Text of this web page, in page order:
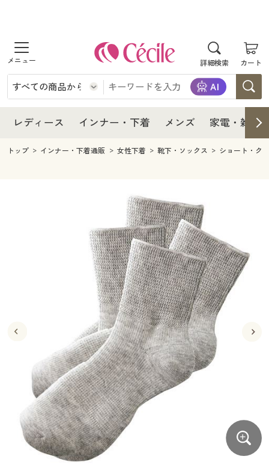
詳細検索 カート
商品を探す
レディース
レディースファッション
インナー・下着
インナー・下着通販すべて
ジュニア・ティーンズ下着
メンズ
キッチン・雑貨・日用品
寝具・インテリア・家具通販すべて
カーテン・ラグ・ファブリック
美容・健康通販すべて
美容・健康・サプリメント
制服・スクールすべて
制服・学生服
ジュニア・ティーンズ下着
大きいサイズ通販すべて
大きいサイズ レディース服
大きいサイズ レディース下着
大きいサイズ メンズ
バーゲンセール
シークレットセール
詳細検索
商品カテゴリ一覧
カタログ
レディース インナー・下着 メンズ 家電・雑貨
レディース
レディース通販すべて
レディースファッション
インナー・下着
インナー・下着通販すべて
メンズ
キッチン・雑貨・日用品
寝具・インテリア・家具通販すべて
カーテン・ラグ・ファブリック
美容・健康通販すべて
美容・健康・サプリメント
制服・スクールすべて
ジュニア・ティーンズ下着
大きいサイズ通販すべて
大きいサイズ レディース服
大きいサイズ レディース下着
大きいサイズ メンズ
大きいサイズ 事務・制服
バーゲンセール
シークレットセール
商品カテゴリ一覧
カタログ
カタログ・チラシからのご注文
トップ インナー・下着通販 女性下着 靴下・ソックス ショート・ク